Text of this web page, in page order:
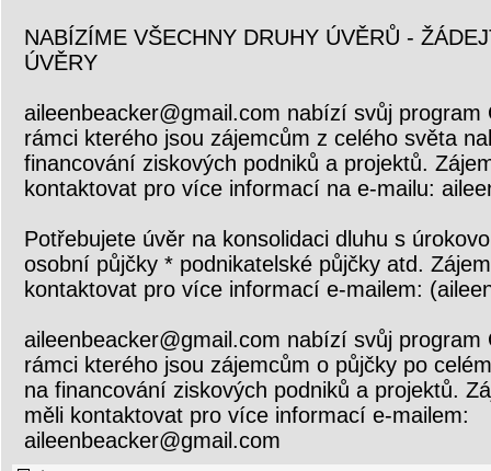
NABÍZÍME VŠECHNY DRUHY ÚVĚRŮ -
ÚVĚRY
aileenbeacker@gmail.com nabízí svůj program
rámci kterého jsou zájemcům z celého světa
financování ziskových podniků a projektů.
kontaktovat pro více informací na e-mailu:
Potřebujete úvěr na konsolidaci dluhu s
osobní půjčky * podnikatelské půjčky atd.
kontaktovat pro více informací e-mailem:
aileenbeacker@gmail.com nabízí svůj program
rámci kterého jsou zájemcům o půjčky po
na financování ziskových podniků a projektů.
měli kontaktovat pro více informací e-mailem:
aileenbeacker@gmail.com